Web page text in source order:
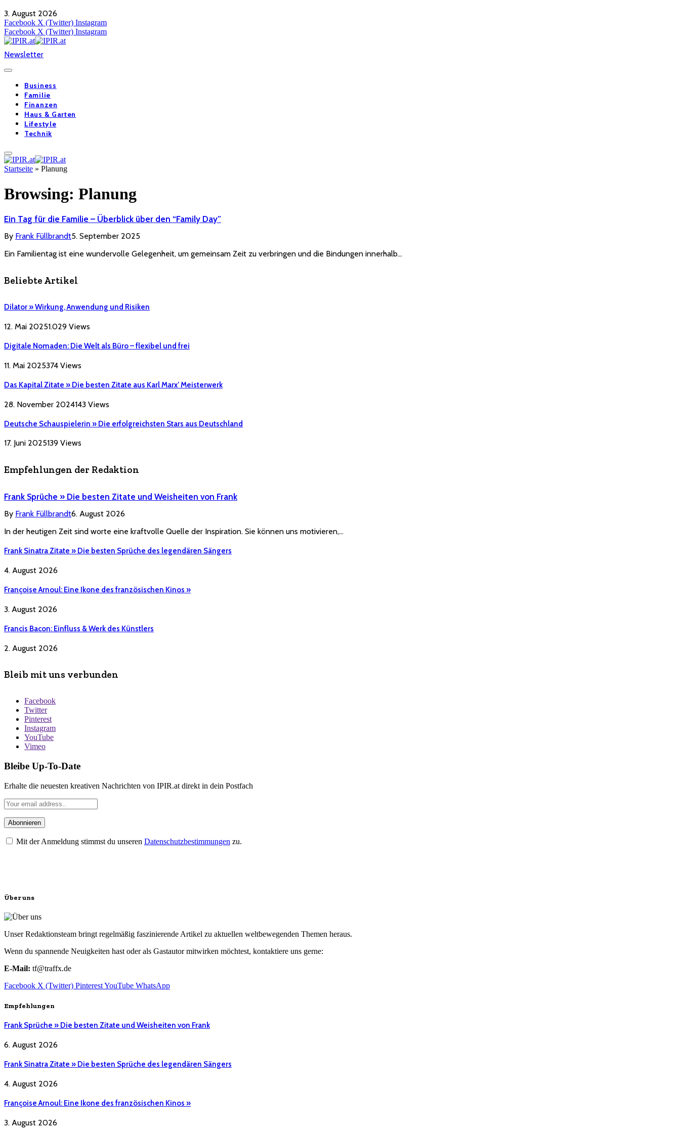
3. August 2026
Facebook X (Twitter) Instagram
Facebook X (Twitter) Instagram
Newsletter
Business
Familie
Finanzen
Haus & Garten
Lifestyle
Technik
Startseite » Planung
Browsing: Planung
Ein Tag für die Familie – Überblick über den “Family Day”
By Frank Füllbrandt5. September 2025
Ein Familientag ist eine wundervolle Gelegenheit, um gemeinsam Zeit zu verbringen und die Bindungen innerhalb…
Beliebte Artikel
Dilator » Wirkung, Anwendung und Risiken
12. Mai 20251.029 Views
Digitale Nomaden: Die Welt als Büro – flexibel und frei
11. Mai 2025374 Views
Das Kapital Zitate » Die besten Zitate aus Karl Marx’ Meisterwerk
28. November 2024143 Views
Deutsche Schauspielerin » Die erfolgreichsten Stars aus Deutschland
17. Juni 2025139 Views
Empfehlungen der Redaktion
Frank Sprüche » Die besten Zitate und Weisheiten von Frank
By Frank Füllbrandt6. August 2026
In der heutigen Zeit sind worte eine kraftvolle Quelle der Inspiration. Sie können uns motivieren,…
Frank Sinatra Zitate » Die besten Sprüche des legendären Sängers
4. August 2026
Françoise Arnoul: Eine Ikone des französischen Kinos »
3. August 2026
Francis Bacon: Einfluss & Werk des Künstlers
2. August 2026
Bleib mit uns verbunden
Facebook
Twitter
Pinterest
Instagram
YouTube
Vimeo
Bleibe Up-To-Date
Erhalte die neuesten kreativen Nachrichten von IPIR.at direkt in dein Postfach
Mit der Anmeldung stimmst du unseren Datenschutzbestimmungen zu.
Über uns
Unser Redaktionsteam bringt regelmäßig faszinierende Artikel zu aktuellen weltbewegenden Themen heraus.
Wenn du spannende Neuigkeiten hast oder als Gastautor mitwirken möchtest, kontaktiere uns gerne:
E-Mail: tf@traffx.de
Facebook X (Twitter) PinterestYouTube WhatsApp
Empfehlungen
Frank Sprüche » Die besten Zitate und Weisheiten von Frank
6. August 2026
Frank Sinatra Zitate » Die besten Sprüche des legendären Sängers
4. August 2026
Françoise Arnoul: Eine Ikone des französischen Kinos »
3. August 2026